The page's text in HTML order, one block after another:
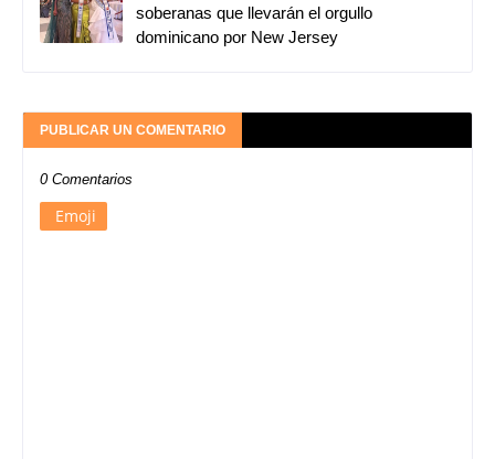
soberanas que llevarán el orgullo
dominicano por New Jersey
PUBLICAR UN COMENTARIO
0 Comentarios
Emoji